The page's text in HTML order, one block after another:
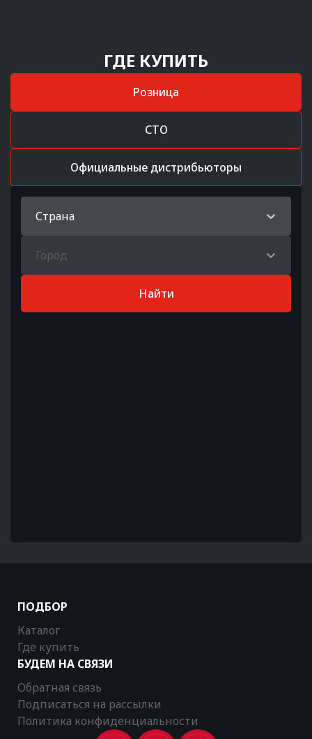
ГДЕ КУПИТЬ
Розница
СТО
Официальные дистрибьюторы
Страна
Город
Найти
ПОДБОР
Каталог
Где купить
БУДЕМ НА СВЯЗИ
Обратная связь
Подписаться на рассылки
Политика конфиденциальности